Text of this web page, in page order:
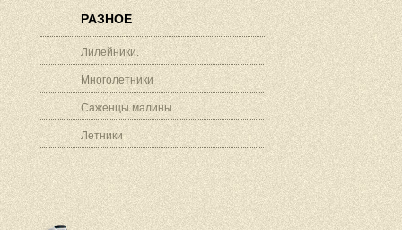
РАЗНОЕ
Лилейники.
Многолетники
Саженцы малины.
Летники